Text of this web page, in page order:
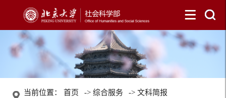
当前位置：首页 ->综合服务 ->文科简报